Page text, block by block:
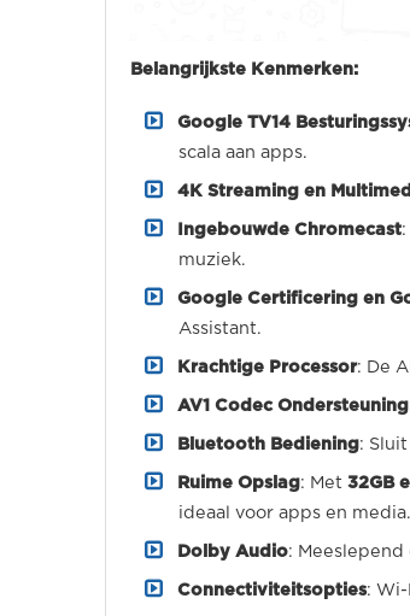
Belangrijkste Kenmerken:
Google TV14
scala aan apps.
4K Streaming en
Ingebouwde Chromecast
muziek.
Google Certificering en
Assistant.
Krachtige Processor: De
AV1 Codec Ondersteuning
Bluetooth Bediening:
Ruime Opslag: Met 32GB
ideaal voor apps en media.
Dolby Audio:
Connectiviteitsopties: Wi-